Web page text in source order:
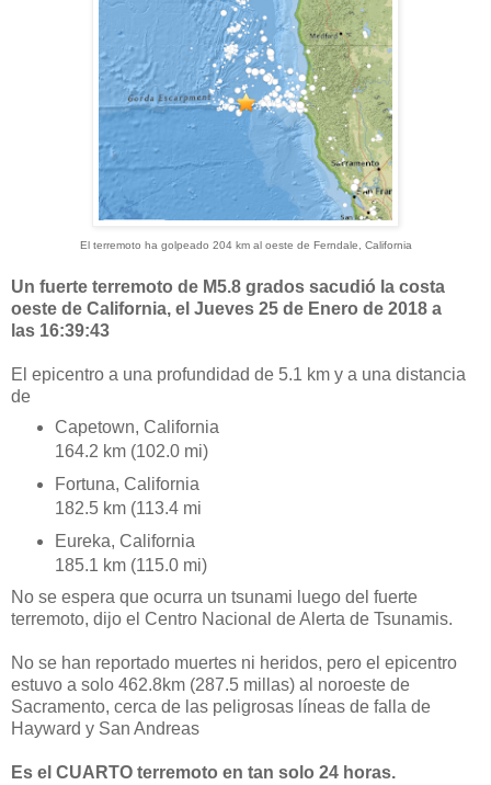
El terremoto ha golpeado 204 km al oeste de Ferndale, California
Un fuerte terremoto de M5.8 grados sacudió la costa
oeste de California, el Jueves 25 de Enero de 2018 a
las 16:39:43
El epicentro a una profundidad de 5.1 km y a una distancia
de
Capetown, California
164.2 km (102.0 mi)
Fortuna, California
182.5 km (113.4 mi
Eureka, California
185.1 km (115.0 mi)
No se espera que ocurra un tsunami luego del fuerte
terremoto, dijo el Centro Nacional de Alerta de Tsunamis.
No se han reportado muertes ni heridos, pero el epicentro
estuvo a solo 462.8km (287.5 millas) al noroeste de
Sacramento, cerca de las peligrosas líneas de falla de
Hayward y San Andreas
Es el CUARTO terremoto en tan solo 24 horas.